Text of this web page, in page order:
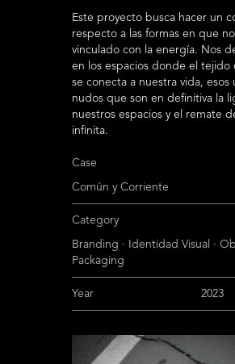
Este proyecto busca hacer un
respecto a las formas en que
vinculado con la energía. Nos
en los espacios donde el tejido
se conecta a nuestra vida, esos
nudos que son en definitiva la
nuestros espacios y el remate
infinita.
Case
Común y Corriente
Category
Branding · Identidad Visual ·
Packaging
Year 2023